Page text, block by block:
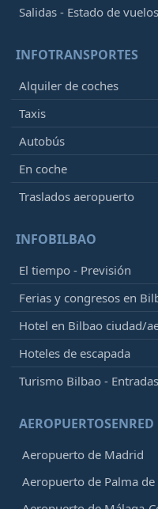
Salidas - Estado de vuelos
INFOTRANSPORTES
Alquiler de coches
Taxis
Autobús
En coche
Traslados aeropuerto
INFOBILBAO
El tiempo - Previsión
Ferias y congresos en
Hotel en Bilbao ciudad/
Hoteles de escapada
Turismo Bilbao - Entradas
AEROPUERTOSENRED
Aeropuerto de Madrid
Aeropuerto de Palma